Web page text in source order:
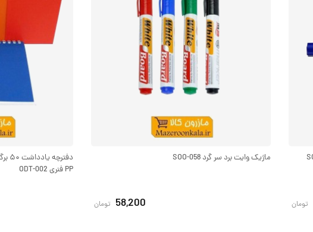
تومان
ماژیک وایت برد سر گرد SOO-058
58,200 تومان
PP فنری ODT-002